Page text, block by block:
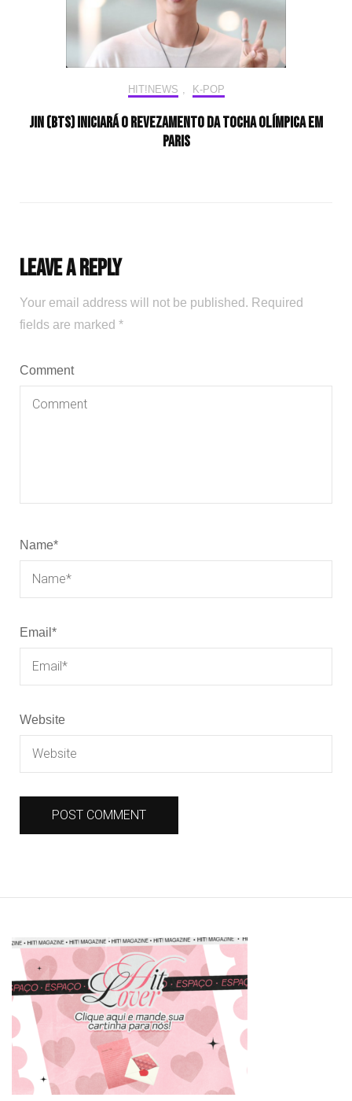
HIT!NEWS K-POP
Jin (BTS) iniciará o revezamento da tocha olímpica em
Paris
Leave a Reply
Your email address will not be published. Required
fields are marked *
Comment
Name*
Email *
Website